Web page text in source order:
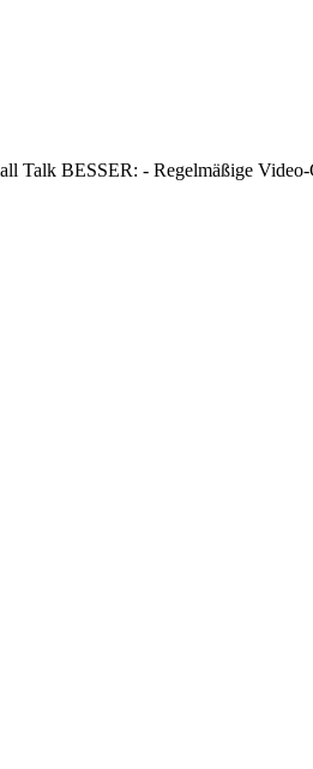
BESSER: - Regelmäßige